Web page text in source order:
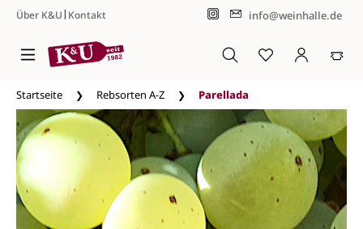
Zum Hauptinhalt springen
Über K&U| Kontakt info@weinhalle.de
Startseite Rebsorten A-Z Parellada